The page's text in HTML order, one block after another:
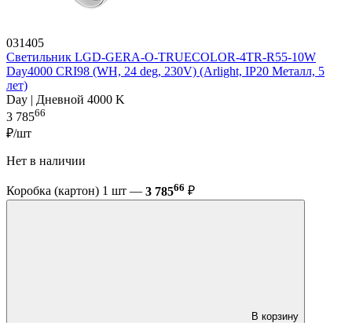
031405
Светильник LGD-GERA-O-TRUECOLOR-4TR-R55-10W
Day4000 CRI98 (WH, 24 deg, 230V) (Arlight, IP20 Металл, 5
лет)
Day | Дневной 4000 K
3 78566
₽/шт
Нет в наличии
Коробка (картон) 1 шт — 3 78566 ₽
В корзину